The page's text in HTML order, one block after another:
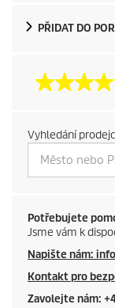
d
c
t
p
i
c
e
PŘIDAT DO
Vyhledání
Potřebujete
Jsme vám k
Napište nám:
Kontakt pro
Zavolejte nám: